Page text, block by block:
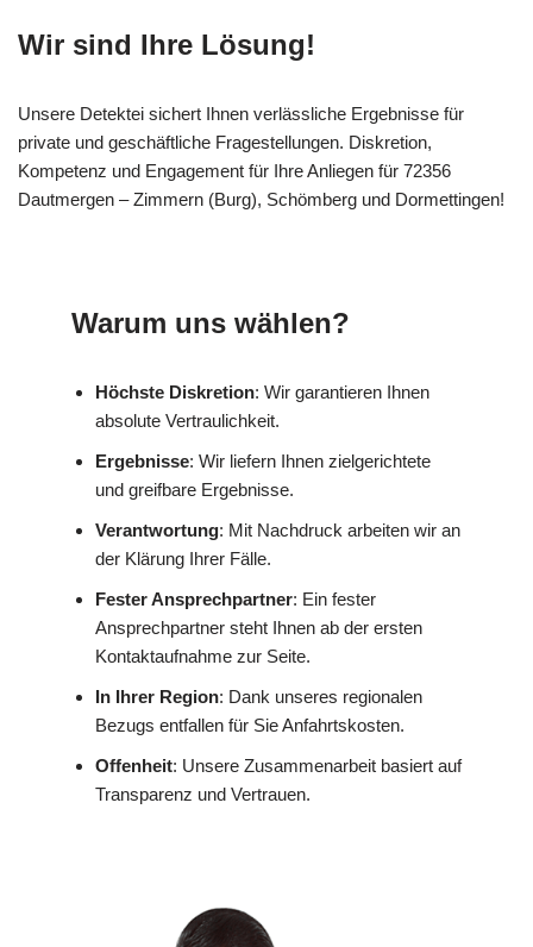
Wir sind Ihre Lösung!
Unsere Detektei sichert Ihnen verlässliche Ergebnisse für
private und geschäftliche Fragestellungen. Diskretion,
Kompetenz und Engagement für Ihre Anliegen für 72356
Dautmergen – Zimmern (Burg), Schömberg und Dormettingen!
Warum uns wählen?
Höchste Diskretion: Wir garantieren Ihnen
absolute Vertraulichkeit.
Ergebnisse: Wir liefern Ihnen zielgerichtete
und greifbare Ergebnisse.
Verantwortung: Mit Nachdruck arbeiten wir an
der Klärung Ihrer Fälle.
Fester Ansprechpartner: Ein fester
Ansprechpartner steht Ihnen ab der ersten
Kontaktaufnahme zur Seite.
In Ihrer Region: Dank unseres regionalen
Bezugs entfallen für Sie Anfahrtskosten.
Offenheit: Unsere Zusammenarbeit basiert auf
Transparenz und Vertrauen.